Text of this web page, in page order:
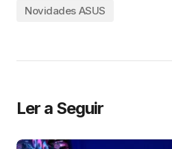
Novidades ASUS
Ler a Seguir